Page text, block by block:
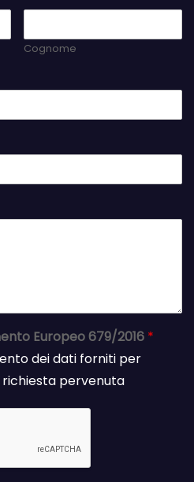
Cognome
Europeo 679/2016 *
dei dati forniti per
richiesta pervenuta